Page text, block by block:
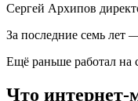
Cергей Архипов
За последние семь лет
Ещё раньше работал на
Что интернет-